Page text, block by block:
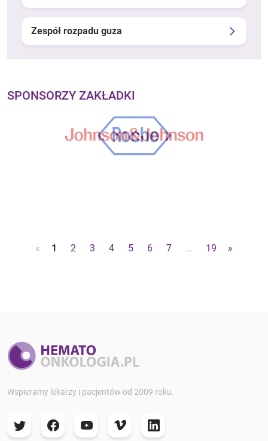
Zespół rozpadu guza
SPONSORZY ZAKŁADKI
« 1 2 3 4 5 6 7 … 19 »
Wspieramy lekarzy i pacjentów od 2009 roku.